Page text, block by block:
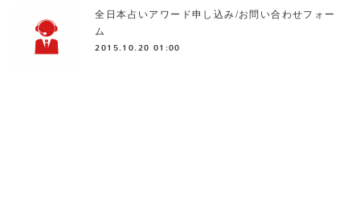
全日本占いアワード申し込み/お問い合わせフォー
ム
2015.10.20 01:00